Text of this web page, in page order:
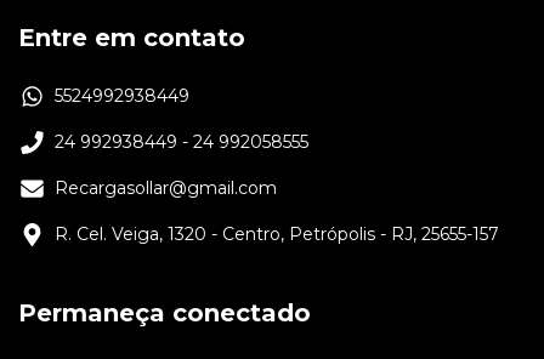
Entre em contato
5524992938449
24 992938449 - 24 992058555
Recargasollar@gmail.com
R. Cel. Veiga, 1320 - Centro, Petrópolis - RJ, 25655-157
Permaneça conectado